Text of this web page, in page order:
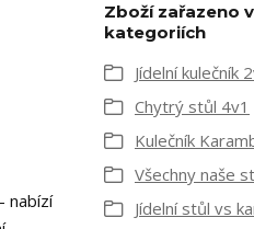
nabízí
Zboží zařazeno v
kategoriích
Jídelní kulečník
Chytrý stůl 4v1
Kulečník
Všechny naše
Jídelní stůl vs